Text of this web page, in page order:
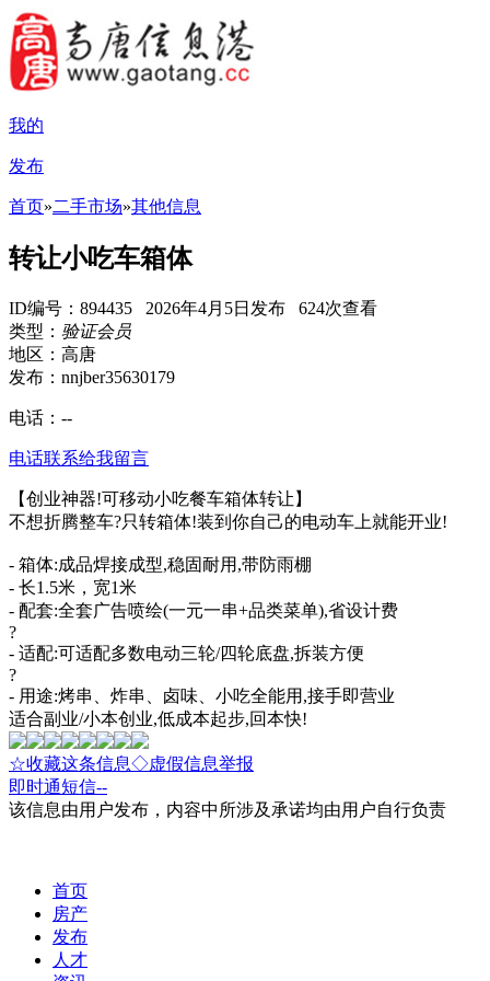
我的
发布
首页»二手市场»其他信息
转让小吃车箱体
ID编号：894435 2026年4月5日发布 624次查看
类型： 验证会员
地区：高唐
发布：nnjber35630179
电话： --
电话联系给我留言
【创业神器!可移动小吃餐车箱体转让】
不想折腾整车?只转箱体!装到你自己的电动车上就能开业!
- 箱体:成品焊接成型,稳固耐用,带防雨棚
- 长1.5米，宽1米
- 配套:全套广告喷绘(一元一串+品类菜单),省设计费
?
- 适配:可适配多数电动三轮/四轮底盘,拆装方便
?
- 用途:烤串、炸串、卤味、小吃全能用,接手即营业
适合副业/小本创业,低成本起步,回本快!
☆收藏这条信息◇虚假信息举报
即时通短信--
该信息由用户发布，内容中所涉及承诺均由用户自行负责
首页
房产
发布
人才